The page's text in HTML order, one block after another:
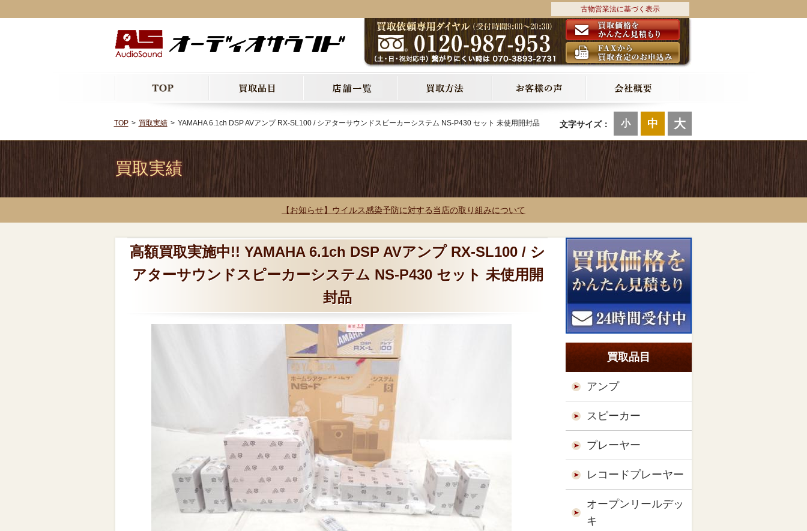
古物営業法に基づく表示
文字サイズ： 小 中 大
TOP 買取実績 YAMAHA 6.1ch DSP AVアンプ RX-SL100 / シアターサウンドスピーカーシステム NS-P430 セット 未使用開封品
買取実績
【お知らせ】ウイルス感染予防に対する当店の取り組みについて
高額買取実施中!! YAMAHA 6.1ch DSP AVアンプ RX-SL100 / シ
アターサウンドスピーカーシステム NS-P430 セット 未使用開
封品
買取品目
アンプ
スピーカー
プレーヤー
レコードプレーヤー
オープンリールデッ
キ